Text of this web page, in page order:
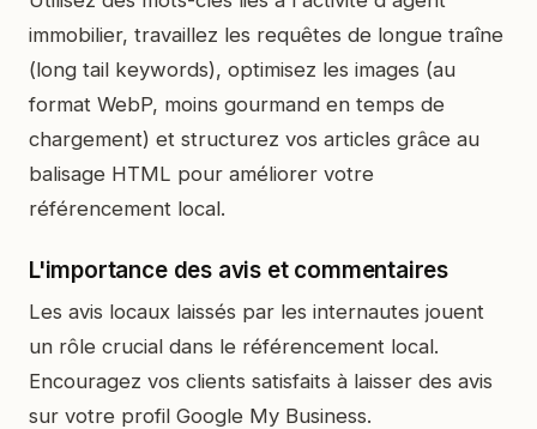
immobilier, travaillez les requêtes de longue traîne
(long tail keywords), optimisez les images (au
format WebP, moins gourmand en temps de
chargement) et structurez vos articles grâce au
balisage HTML pour améliorer votre
référencement local.
L'importance des avis et commentaires
Les avis locaux laissés par les internautes jouent
un rôle crucial dans le référencement local.
Encouragez vos clients satisfaits à laisser des avis
sur votre profil Google My Business.